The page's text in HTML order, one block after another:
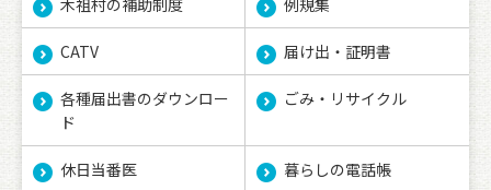
木祖村の補助制度 例規集
CATV 届け出・証明書
各種届出書のダウンロー
ド
ごみ・リサイクル
休日当番医 暮らしの電話帳